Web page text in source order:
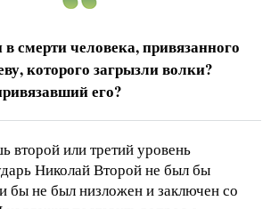
смерти человека, привязанного
которого загрызли волки?
его?
второй или третий уровень
Николай Второй не был бы
бы не был низложен и заключен со